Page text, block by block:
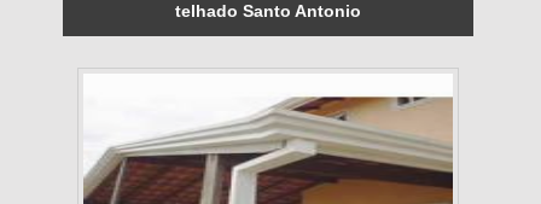
telhado Santo Antonio